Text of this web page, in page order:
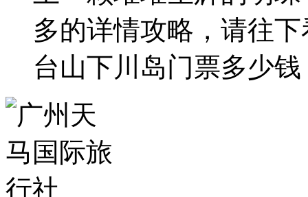
多的详情攻略，请往
台山下川岛门票多少钱